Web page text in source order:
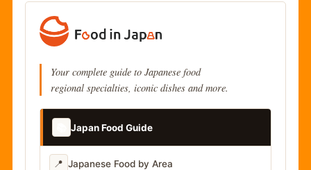
Your complete guide to Japanese food
regional specialties, iconic dishes and more.
Japan Food Guide
📍 Japanese Food by Area